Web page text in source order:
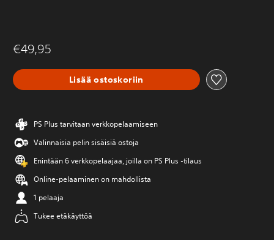
€49,95
Lisää ostoskoriin
PS Plus tarvitaan verkkopelaamiseen
Valinnaisia pelin sisäisiä ostoja
Enintään 6 verkkopelaajaa, joilla on PS Plus -tilaus
Online-pelaaminen on mahdollista
1 pelaaja
Tukee etäkäyttöä